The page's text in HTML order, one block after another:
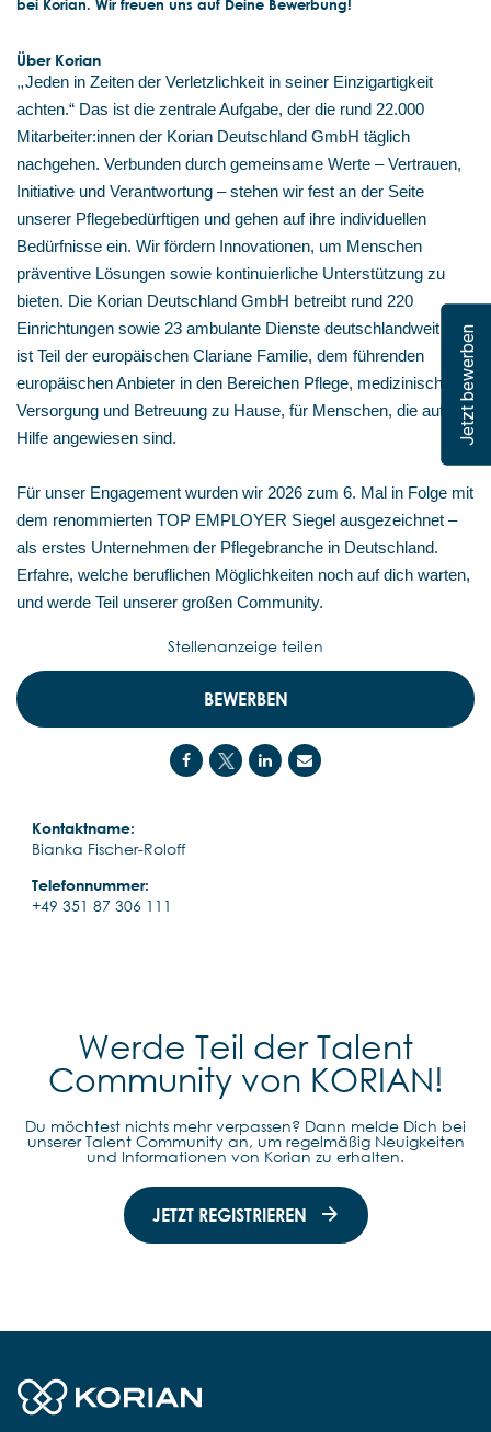
Jetzt bewerben
bei Korian. Wir freuen uns auf Deine Bewerbung!
Über Korian
„Jeden in Zeiten der Verletzlichkeit in seiner Einzigartigkeit
achten.“ Das ist die zentrale Aufgabe, der die rund 22.000
Mitarbeiter:innen der Korian Deutschland GmbH täglich
nachgehen. Verbunden durch gemeinsame Werte – Vertrauen,
Initiative und Verantwortung – stehen wir fest an der Seite
unserer Pflegebedürftigen und gehen auf ihre individuellen
Bedürfnisse ein. Wir fördern Innovationen, um Menschen
präventive Lösungen sowie kontinuierliche Unterstützung zu
bieten. Die Korian Deutschland GmbH betreibt rund 220
Einrichtungen sowie 23 ambulante Dienste deutschlandweit und
ist Teil der europäischen Clariane Familie, dem führenden
europäischen Anbieter in den Bereichen Pflege, medizinische
Versorgung und Betreuung zu Hause, für Menschen, die auf
Hilfe angewiesen sind.
Für unser Engagement wurden wir 2026 zum 6. Mal in Folge mit
dem renommierten TOP EMPLOYER Siegel ausgezeichnet –
als erstes Unternehmen der Pflegebranche in Deutschland.
Erfahre, welche beruflichen Möglichkeiten noch auf dich warten,
und werde Teil unserer großen Community.
BEWERBEN
Kontaktname:
Bianka Fischer-Roloff
Telefonnummer:
+49 351 87 306 111
Stellenanzeige teilen
Werde Teil der Talent
Community von KORIAN!
Du möchtest nichts mehr verpassen? Dann melde Dich bei
unserer Talent Community an, um regelmäßig Neuigkeiten
und Informationen von Korian zu erhalten.
JETZT REGISTRIEREN